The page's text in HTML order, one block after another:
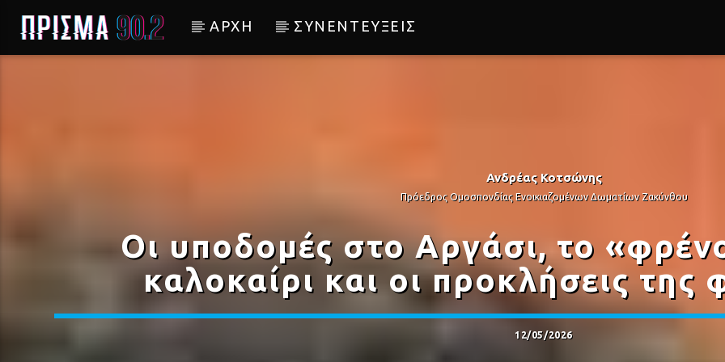
ΑΡΧΗ ΣΥΝΕΝΤΕΥΞΕΙΣ
Ανδρέας Κοτσώνης
Πρόεδρος Ομοσπονδίας Ενοικιαζομένων Δωματίων Ζακύνθου
Οι υποδομές στο Αργάσι, το
καλοκαίρι και οι προκλήσεις της
12/05/2026